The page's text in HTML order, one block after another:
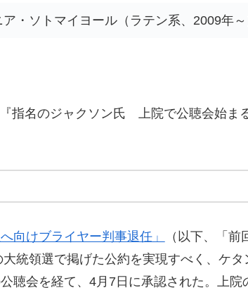
ア・ソトマイヨール（ラテン系、2009年～
指名のジャクソン氏 上院で公聴会始ま
向けブライヤー判事退任」
（以下、「
統領選で掲げた公約を実現すべく、ケタ
聴会を経て、4月7日に承認された。上院